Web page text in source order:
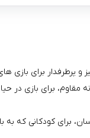
و پرطرفدار برای
برای بازی در
برای کودکانی که